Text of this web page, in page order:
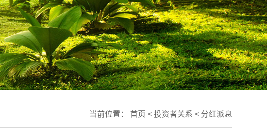
当前位置： 首页 < 投资者关系 < 分红派息